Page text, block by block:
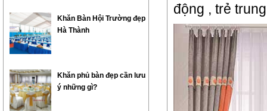
động , trẻ
Khăn Bàn Hội Trường đẹp
Hà Thành
Khăn phủ bàn đẹp cần lưu
ý những gì?